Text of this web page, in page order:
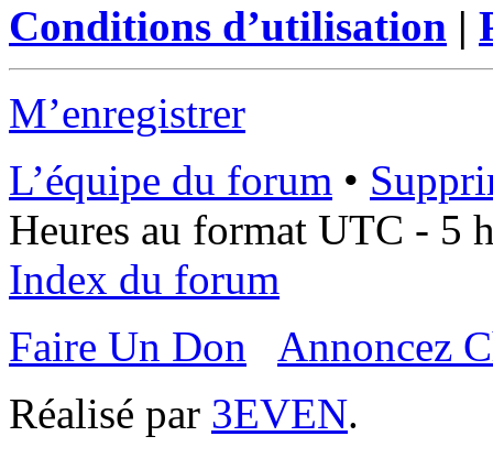
Conditions d’utilisation |
M’enregistrer
L’équipe du forum •
Heures au format UTC - 5
Index du forum
Faire Un Don
Annoncez
Réalisé par 3EVEN.